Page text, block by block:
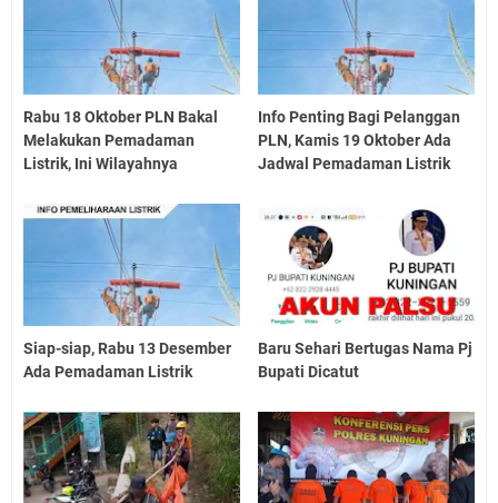
Rabu 18 Oktober PLN Bakal
Melakukan Pemadaman
Listrik, Ini Wilayahnya
Info Penting Bagi Pelanggan
PLN, Kamis 19 Oktober Ada
Jadwal Pemadaman Listrik
Siap-siap, Rabu 13 Desember
Ada Pemadaman Listrik
Baru Sehari Bertugas Nama Pj
Bupati Dicatut